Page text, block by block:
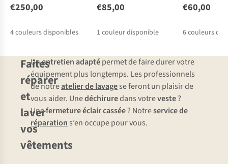
€250,00
4couleurs disponibles
€85,00
1 couleur disponible
€60,00
6couleurs
Faites
réparer
et
laver
vos
vêtements
Unentretien adaptépermet de faire durer votre
équipement plus longtemps. Les professionnels
de notreatelier de lavagese feront un plaisir de
vous aider. Unedéchiruredans votreveste?
Unefermeture éclair cassée? Notreservice de
réparation s’en occupe pour vous.